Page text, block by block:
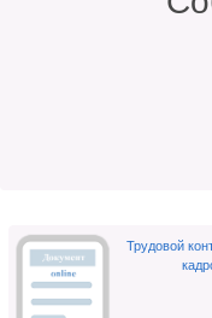
Трудовой